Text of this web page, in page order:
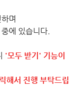
며
에 있습니다.
'모두 받기' 기능이
해서 진행 부탁드립